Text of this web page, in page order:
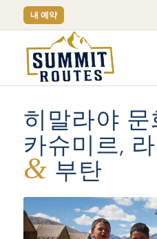
내 예약
히말라야
카슈미르,
& 부탄